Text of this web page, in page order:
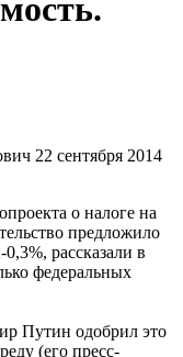
22 сентября 2014
о налоге на
предложило
рассказали в
федеральных
Путин одобрил это
(его пресс-